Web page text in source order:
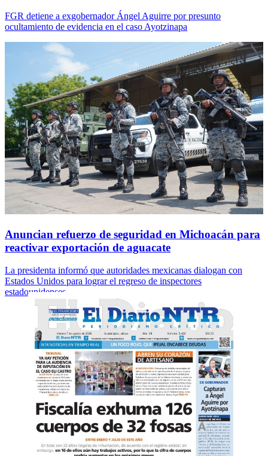
FGR detiene a exgobernador Ángel Aguirre por presunto
ocultamiento de evidencia en el caso Ayotzinapa
Anuncian refuerzo de seguridad en Michoacán para
reactivar exportación de aguacate
La presidenta informó que autoridades mexicanas dialogan con
Estados Unidos para lograr el regreso de inspectores
estadounidenses